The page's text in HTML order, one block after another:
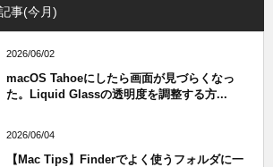
事(今月)
2026/06/02
macOS Tahoeにしたら画面が見づらくなっ
た。Liquid Glassの透明度を調整する方...
2026/06/04
【Mac Tips】Finderでよく使うフォルダに一